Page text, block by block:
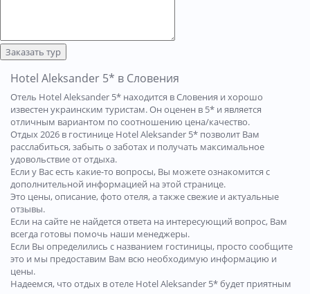
Заказать тур
Hotel Aleksander 5* в Словения
Отель Hotel Aleksander 5* находится в Словения и хорошо
известен украинским туристам. Он оценен в 5* и является
отличным вариантом по соотношению цена/качество.
Отдых 2026 в гостинице Hotel Aleksander 5* позволит Вам
расслабиться, забыть о заботах и получать максимальное
удовольствие от отдыха.
Если у Вас есть какие-то вопросы, Вы можете ознакомится с
дополнительной информацией на этой странице.
Это цены, описание, фото отеля, а также свежие и актуальные
отзывы.
Если на сайте не найдется ответа на интересующий вопрос, Вам
всегда готовы помочь наши менеджеры.
Если Вы определились с названием гостиницы, просто сообщите
это и мы предоставим Вам всю необходимую информацию и
цены.
Надеемся, что отдых в отеле Hotel Aleksander 5* будет приятным